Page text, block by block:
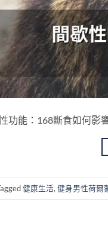
功能：168斷食如何
健康生活, 健身男性荷爾